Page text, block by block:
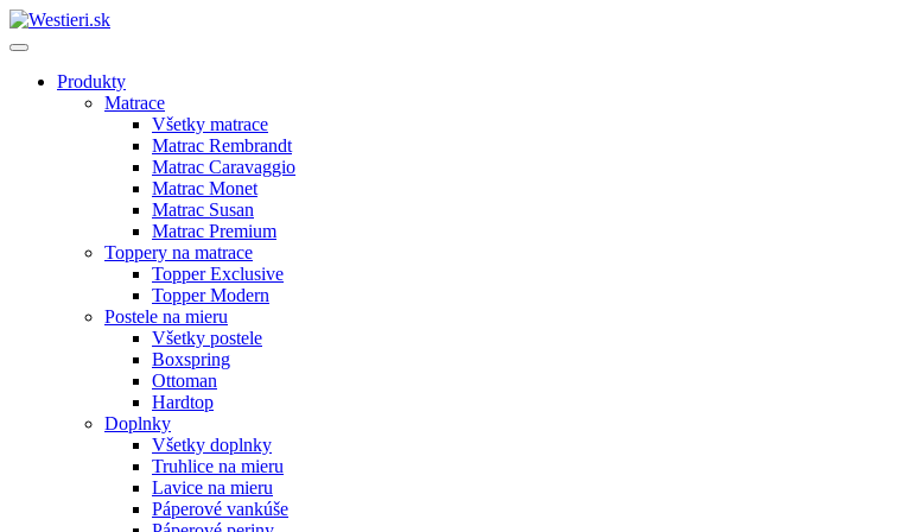
Produkty
Matrace
Všetky matrace
Matrac Rembrandt
Matrac Caravaggio
Matrac Monet
Matrac Susan
Matrac Premium
Toppery na matrace
Topper Exclusive
Topper Modern
Postele na mieru
Všetky postele
Boxspring
Ottoman
Hardtop
Doplnky
Všetky doplnky
Truhlice na mieru
Lavice na mieru
Páperové vankúše